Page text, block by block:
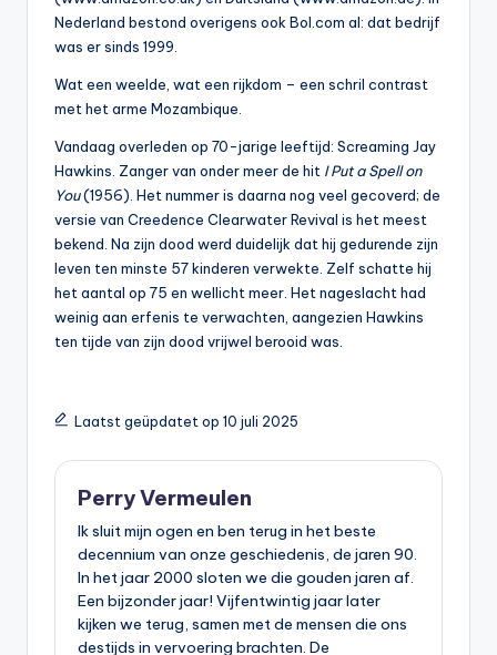
Nederland bestond overigens ook Bol.com al: dat bedrijf
was er sinds 1999.
Wat een weelde, wat een rijkdom – een schril contrast
met het arme Mozambique.
Vandaag overleden op 70-jarige leeftijd: Screaming Jay
Hawkins. Zanger van onder meer de hit I Put a Spell on
You(1956). Het nummer is daarna nog veel gecoverd; de
versie van Creedence Clearwater Revival is het meest
bekend. Na zijn dood werd duidelijk dat hij gedurende zijn
leven ten minste 57 kinderen verwekte. Zelf schatte hij
het aantal op 75 en wellicht meer. Het nageslacht had
weinig aan erfenis te verwachten, aangezien Hawkins
ten tijde van zijn dood vrijwel berooid was.
Laatst geüpdatet op 10 juli 2025
Perry Vermeulen
Ik sluit mijn ogen en ben terug in het beste
decennium van onze geschiedenis, de jaren 90.
In het jaar 2000 sloten we die gouden jaren af.
Een bijzonder jaar! Vijfentwintig jaar later
kijken we terug, samen met de mensen die ons
destijds in vervoering brachten. De